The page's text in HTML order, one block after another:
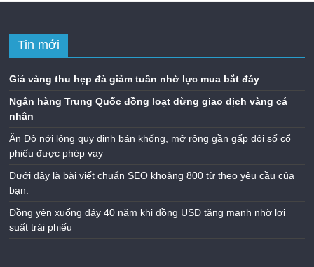
Tin mới
Giá vàng thu hẹp đà giảm tuần nhờ lực mua bắt đáy
Ngân hàng Trung Quốc đồng loạt dừng giao dịch vàng cá
nhân
Ấn Độ nới lỏng quy định bán khống, mở rộng gần gấp đôi số cổ
phiếu được phép vay
Dưới đây là bài viết chuẩn SEO khoảng 800 từ theo yêu cầu của
bạn.
Đồng yên xuống đáy 40 năm khi đồng USD tăng mạnh nhờ lợi
suất trái phiếu